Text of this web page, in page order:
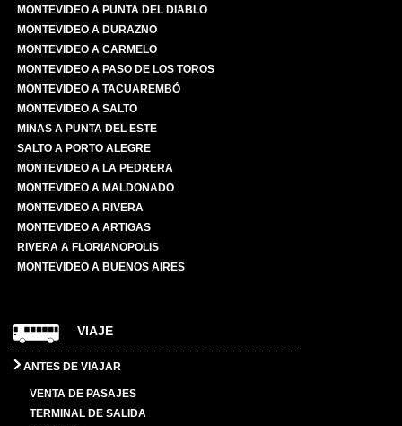
MONTEVIDEO A PUNTA DEL DIABLO
MONTEVIDEO A DURAZNO
MONTEVIDEO A CARMELO
MONTEVIDEO A PASO DE LOS TOROS
MONTEVIDEO A TACUAREMBÓ
MONTEVIDEO A SALTO
MINAS A PUNTA DEL ESTE
SALTO A PORTO ALEGRE
MONTEVIDEO A LA PEDRERA
MONTEVIDEO A MALDONADO
MONTEVIDEO A RIVERA
MONTEVIDEO A ARTIGAS
RIVERA A FLORIANOPOLIS
MONTEVIDEO A BUENOS AIRES
VIAJE
ANTES DE VIAJAR
VENTA DE PASAJES
TERMINAL DE SALIDA